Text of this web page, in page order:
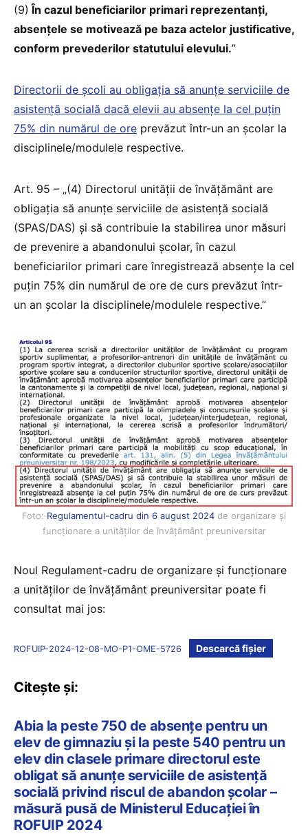
(9) În cazul beneficiarilor primari reprezentanţi,
absenţele se motivează pe baza actelor justificative,
conform prevederilor statutului elevului.”
Directorii de școli au obligația să anunțe serviciile de
asistență socială dacă elevii au absențe la cel puțin
75% din numărul de ore prevăzut într-un an școlar la
disciplinele/modulele respective.
Art. 95 – „(4) Directorul unității de învățământ are
obligația să anunțe serviciile de asistență socială
(SPAS/DAS) și să contribuie la stabilirea unor măsuri
de prevenire a abandonului școlar, în cazul
beneficiarilor primari care înregistrează absențe la cel
puțin 75% din numărul de ore de curs prevăzut într-
un an şcolar la disciplinele/modulele respective.”
Foto: Regulamentul-cadru din 6 august 2024 de organizare și
funcționare a unităților de învățământ preuniversitar
Noul Regulament-cadru de organizare și funcționare
a unităților de învățământ preuniversitar poate fi
consultat mai jos:
ROFUIP-2024-12-08-MO-P1-OME-5726 Descarcă fișier
Citește și:
Abia la peste 750 de absențe pentru un
elev de gimnaziu și la peste 540 pentru un
elev din clasele primare directorul este
obligat să anunțe serviciile de asistență
socială privind riscul de abandon școlar –
măsură pusă de Ministerul Educației în
ROFUIP 2024